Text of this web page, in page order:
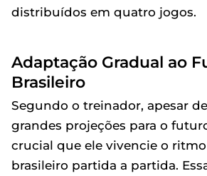
distribuídos em quatro jogos.
Adaptação Gradual ao
Brasileiro
Segundo o treinador, apesar
grandes projeções para o
crucial que ele vivencie o
brasileiro partida a partida.